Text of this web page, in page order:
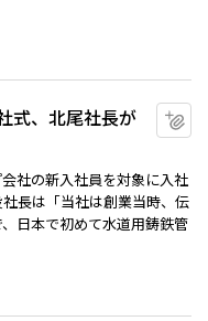
式、北尾社長が
社の新入社員を対象に入社
長は「当社は創業当時、伝
日本で初めて水道用鋳鉄管